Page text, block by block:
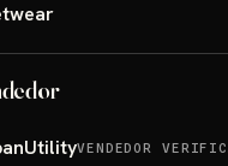
VENDEDOR